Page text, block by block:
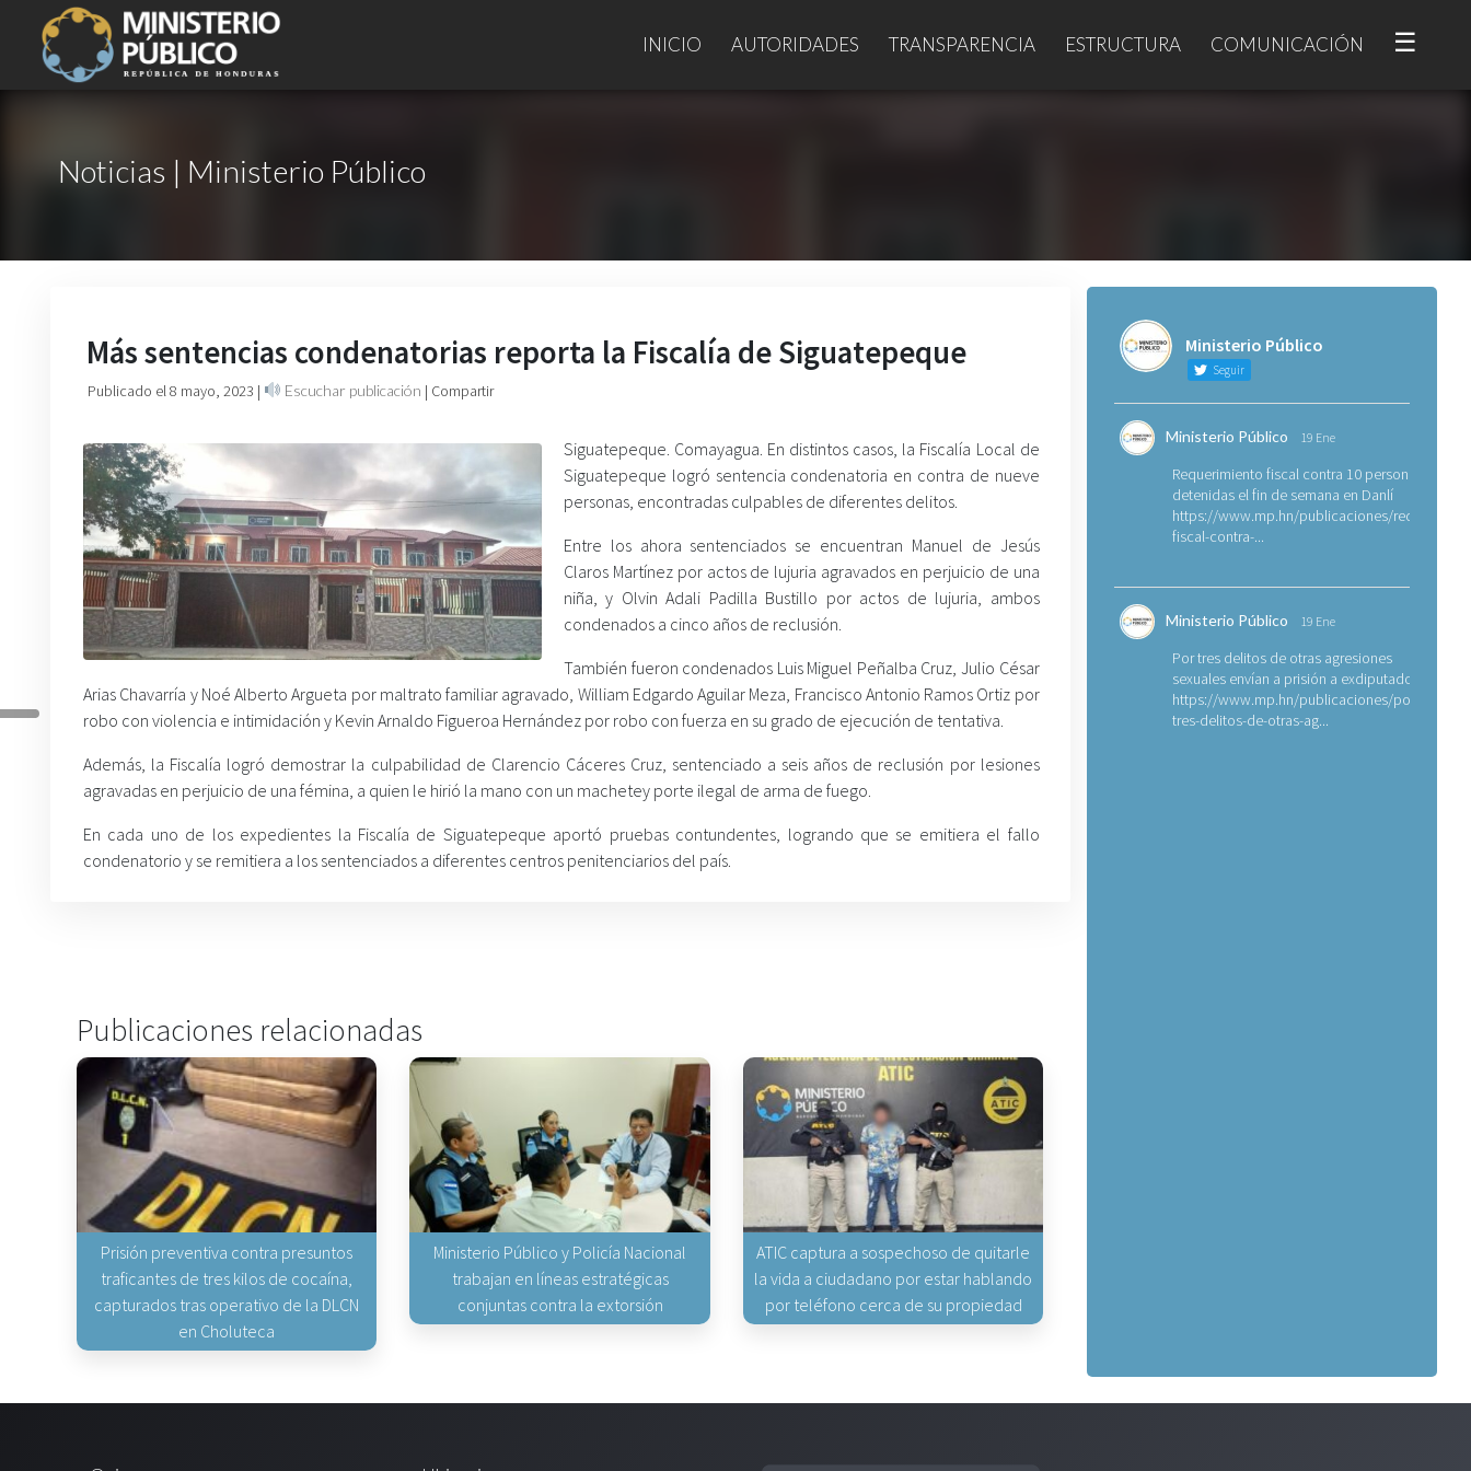
INICIO AUTORIDADES TRANSPARENCIA ESTRUCTURA COMUNICACIÓN ☰
Noticias | Ministerio Público
Más sentencias condenatorias reporta la Fiscalía de Siguatepeque
Publicado el 8 mayo, 2023 | Escuchar publicación | Compartir
Siguatepeque. Comayagua. En distintos casos, la Fiscalía Local de
Siguatepeque logró sentencia condenatoria en contra de nueve
personas, encontradas culpables de diferentes delitos.
Entre los ahora sentenciados se encuentran Manuel de Jesús
Claros Martínez por actos de lujuria agravados en perjuicio de una
niña, y Olvin Adali Padilla Bustillo por actos de lujuria, ambos
condenados a cinco años de reclusión.
También fueron condenados Luis Miguel Peñalba Cruz, Julio César
Arias Chavarría y Noé Alberto Argueta por maltrato familiar agravado, William Edgardo Aguilar Meza, Francisco Antonio Ramos Ortiz por
robo con violencia e intimidación y Kevin Arnaldo Figueroa Hernández por robo con fuerza en su grado de ejecución de tentativa.
Además, la Fiscalía logró demostrar la culpabilidad de Clarencio Cáceres Cruz, sentenciado a seis años de reclusión por lesiones
agravadas en perjuicio de una fémina, a quien le hirió la mano con un machetey porte ilegal de arma de fuego.
En cada uno de los expedientes la Fiscalía de Siguatepeque aportó pruebas contundentes, logrando que se emitiera el fallo
condenatorio y se remitiera a los sentenciados a diferentes centros penitenciarios del país.
Publicaciones relacionadas
Prisión preventiva contra presuntos
traficantes de tres kilos de cocaína,
capturados tras operativo de la DLCN
en Choluteca
Ministerio Público y Policía Nacional
trabajan en líneas estratégicas
conjuntas contra la extorsión
ATIC captura a sospechoso de quitarle
la vida a ciudadano por estar hablando
por teléfono cerca de su propiedad
Ministerio Público
Seguir
Ministerio Público 19 Ene
Requerimiento fiscal contra 10 personas
detenidas el fin de semana en Danlí
https://www.mp.hn/publicaciones/
fiscal-contra-...
Ministerio Público 19 Ene
Por tres delitos de otras agresiones
sexuales envían a prisión a exdiputado
https://www.mp.hn/publicaciones/por-
tres-delitos-de-otras-ag...